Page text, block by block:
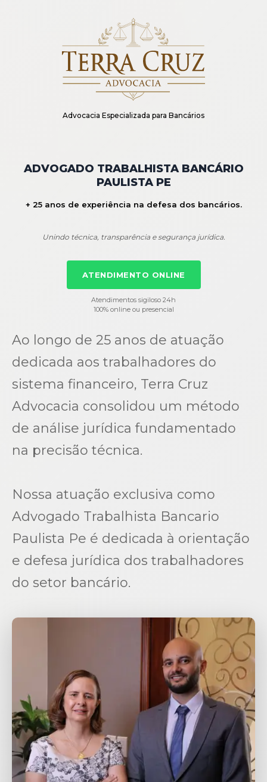
Advocacia Especializada para Bancários
ADVOGADO TRABALHISTA BANCÁRIO
PAULISTA PE
+ 25 anos de experiência na defesa dos bancários.
Unindo técnica, transparência e segurança jurídica.
ATENDIMENTO ONLINE
Atendimentos sigiloso 24h
100% online ou presencial
Ao longo de 25 anos de atuação
dedicada aos trabalhadores do
sistema financeiro, Terra Cruz
Advocacia consolidou um método
de análise jurídica fundamentado
na precisão técnica.
Nossa atuação exclusiva como
Advogado Trabalhista Bancario
Paulista Pe é dedicada à orientação
e defesa jurídica dos trabalhadores
do setor bancário.